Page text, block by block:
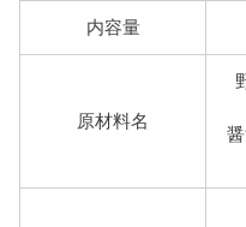
内容量
原材料名